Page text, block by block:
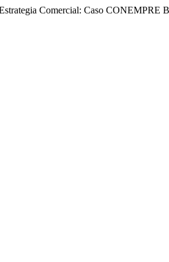
Comercial: Caso CONEMPRE